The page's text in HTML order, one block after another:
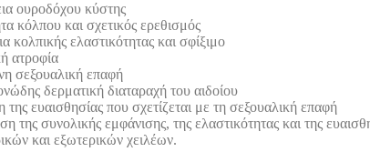
ουροδόχου κύστης
κόλπου και σχετικός ερεθισμός
κολπικής ελαστικότητας και σφίξιμο
ατροφία
σεξουαλική επαφή
δερματική διαταραχή του αιδοίου
ευαισθησίας που σχετίζεται με τη σεξουαλική επαφή
της συνολικής εμφάνισης, της ελαστικότητας και της
και εξωτερικών χειλέων.